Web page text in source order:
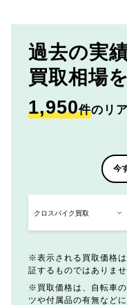
過去の実
買取相場
1,950件のリ
今
表示される買取価格
証するものではありませ
買取価格は、自転車
ツや付属品の有無など